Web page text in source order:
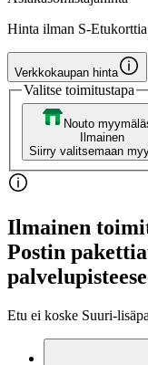
Hinta ilman S-
Verkkokaupan hinta
Valitse toimitustapa
Nouto
Ilmainen
Siirry valitsemaan
Ilmainen
Postin
Etu ei koske